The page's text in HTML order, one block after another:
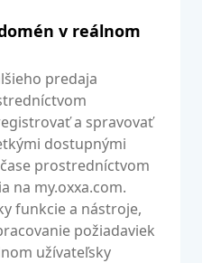
v reálnom
predaja
a spravovať
dostupnými
prostredníctvom
na my.oxxa.com.
funkcie a nástroje,
požiadaviek
užívateľsky